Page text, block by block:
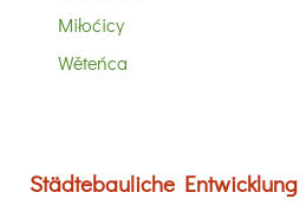
Miłoćicy
Wěteńca
Städtebauliche Entwicklung